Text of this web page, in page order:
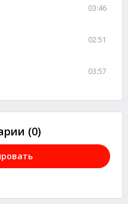
03:46
02:51
03:57
(0)